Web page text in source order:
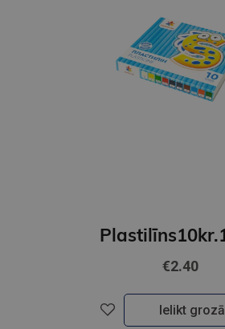
€2.40
Ielikt grozā